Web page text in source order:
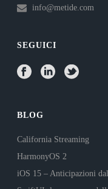
info@metide.com
SEGUICI
BLOG
California Streaming
HarmonyOS 2
iOS 15 – Anticipazioni